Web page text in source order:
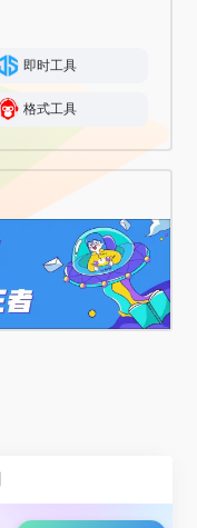
即时工具
格式工具